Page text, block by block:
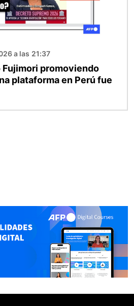
a las 21:37
Fujimori promoviendo
plataforma en Perú fue